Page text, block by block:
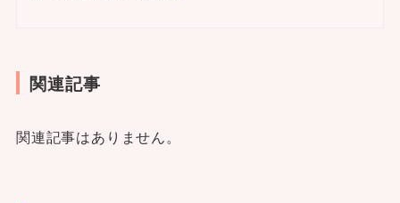
関連記事
関連記事はありません。